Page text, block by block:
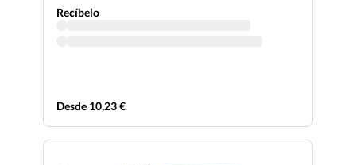
Recíbelo
Desde 10,23 €